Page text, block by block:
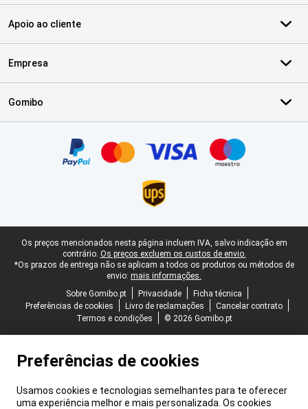
Apoio ao cliente
Empresa
Gomibo
Rodapé legal
Os preços mencionados nesta página incluem IVA, salvo indicação em
contrário. Os preços excluem os custos de envio.
*Os prazos de entrega não se aplicam a todos os produtos ou métodos de
envio: mais informações.
Sobre Gomibo.pt
Privacidade
Ficha técnica
Preferências de cookies
Livro de reclamações
Cancelar contrato
Termos e condições
© 2026 Gomibo.pt
Preferências de cookies
Usamos cookies e tecnologias semelhantes para te oferecer
uma experiência melhor e mais personalizada. Os cookies